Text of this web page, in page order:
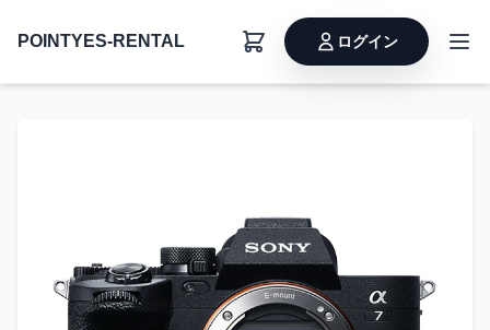
POINTYES-RENTAL ログイン